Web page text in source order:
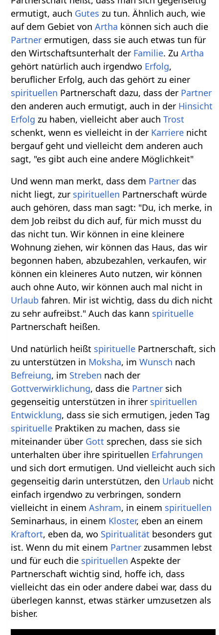
ermutigt, auch Gutes zu tun. Ähnlich auch, wie
auf dem Gebiet vonArtha können sich auch die
Partner ermutigen, dass sie auch etwas tun für
den Wirtschaftsunterhalt der Familie. ZuArtha
gehört natürlich auch irgendwo Erfolg,
beruflicher Erfolg, auch das gehört zu einer
spirituellen Partnerschaft dazu, dass der Partner
den anderen auch ermutigt, auch in der Hinsicht
Erfolg zu haben, vielleicht aber auchTrost
schenkt, wenn es vielleicht in der Karriere nicht
bergauf geht und vielleicht dem anderen auch
sagt, "es gibt auch eine andere Möglichkeit"
Und wenn man merkt, dass dem Partner das
nicht liegt, zur spirituellen Partnerschaft würde
auch gehören, dass man sagt: "Du, ich merke, in
dem Job reibst du dich auf, für mich musst du
das nicht tun. Wir können in eine kleinere
Wohnung ziehen, wir können das Haus, das wir
begonnen haben, abzubezahlen, verkaufen, wir
können ein kleineres Auto nutzen, wir können
auch ohne Auto, wir können auch mal nicht in
Urlaub fahren. Mir ist wichtig, dass du dich nicht
zu sehr aufreibst." Auch das kann spirituelle
Partnerschaft heißen.
Und natürlich heißt spirituelle Partnerschaft, sich
zu unterstützen in Moksha, imWunsch nach
Befreiung, im Streben nach der
Gottverwirklichung, dass die Partner sich
gegenseitig unterstützen in ihrer spirituellen
Entwicklung, dass sie sich ermutigen, jeden Tag
spirituelle Praktiken zu machen, dass sie
miteinander über Gott sprechen, dass sie sich
unterhalten über ihre spirituellen Erfahrungen
und sich dort ermutigen. Und vielleicht auch sich
gegenseitig darin unterstützen, den Urlaub nicht
einfach irgendwo zu verbringen, sondern
vielleicht in einemAshram, in einem spirituellen
Seminarhaus, in einem Kloster, eben an einem
Kraftort, eben da, wo Spiritualität besonders gut
ist. Wenn du mit einem Partner zusammen lebst
und für euch die spirituellen Aspekte der
Partnerschaft wichtig sind, hoffe ich, dass
vielleicht das ein oder andere dabei war, dass du
überlegen kannst, etwas stärker umzusetzen als
bisher.